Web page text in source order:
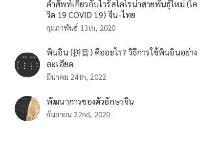
คำศัพท์เกี่ยวกับไวรัสโคโรน่าสายพันธุ์ใหม่ (โค
วิด 19 COVID 19) จีน-ไทย
กุมภาพันธ์ 13th, 2020
พินอิน (拼音) คืออะไร? วิธีการใช้พินอินอย่าง
ละเอียด
มีนาคม 24th, 2022
พัฒนาการของตัวอักษรจีน
กันยายน 22nd, 2020